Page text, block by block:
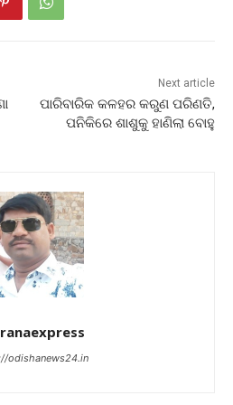
Next article
ପାରିବାରିକ କଳହର କରୁଣ ପରିଣତି,
ପନିକିରେ ଶାଶୁକୁ ହାଣିଲା ବୋହୁ
odishanews24.in